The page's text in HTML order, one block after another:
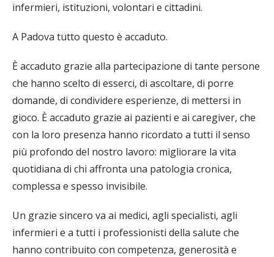
infermieri, istituzioni, volontari e cittadini.
A Padova tutto questo è accaduto.
È accaduto grazie alla partecipazione di tante persone
che hanno scelto di esserci, di ascoltare, di porre
domande, di condividere esperienze, di mettersi in
gioco. È accaduto grazie ai pazienti e ai caregiver, che
con la loro presenza hanno ricordato a tutti il senso
più profondo del nostro lavoro: migliorare la vita
quotidiana di chi affronta una patologia cronica,
complessa e spesso invisibile.
Un grazie sincero va ai medici, agli specialisti, agli
infermieri e a tutti i professionisti della salute che
hanno contribuito con competenza, generosità e